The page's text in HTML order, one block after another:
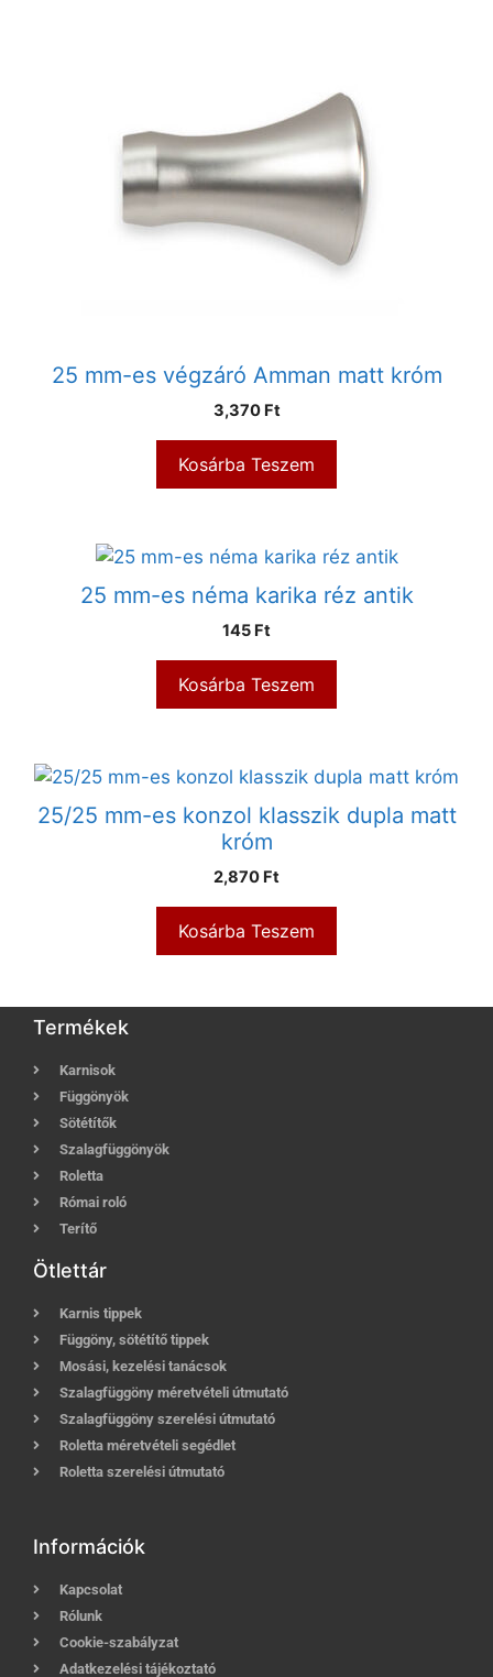
25 mm-es végzáró Amman matt króm
3,370 Ft
Kosárba Teszem
25 mm-es néma karika réz antik
145 Ft
Kosárba Teszem
25/25 mm-es konzol klasszik dupla matt
króm
2,870 Ft
Kosárba Teszem
Termékek
Karnisok
Függönyök
Sötétítők
Szalagfüggönyök
Roletta
Római roló
Terítő
Ötlettár
Karnis tippek
Függöny, sötétítő tippek
Mosási, kezelési tanácsok
Szalagfüggöny méretvételi útmutató
Szalagfüggöny szerelési útmutató
Roletta méretvételi segédlet
Roletta szerelési útmutató
Információk
Kapcsolat
Rólunk
Cookie-szabályzat
Adatkezelési tájékoztató